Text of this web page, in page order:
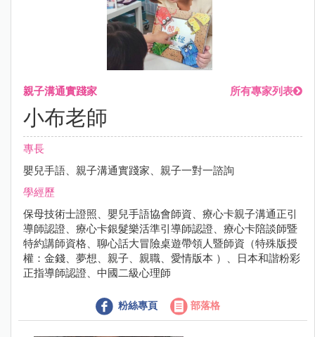
親子溝通實踐家 所有專家列表
小布老師
專長
嬰兒手語、親子溝通實踐家、親子一對一諮詢
學經歷
保母技術士證照、嬰兒手語協會師資、療心卡親子溝通正引
導師認證、療心卡銀髮樂活準引導師認證、療心卡陪談師暨
特約講師資格、聊心話大冒險桌遊帶領人暨師資（特殊版授
權：金錢、夢想、親子、親職、愛情版本 ）、日本和諧粉彩
正指導師認證、中國二級心理師
粉絲專頁 部落格